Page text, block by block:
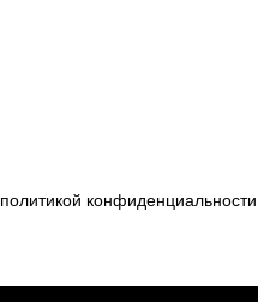
политикой конфиденциальности